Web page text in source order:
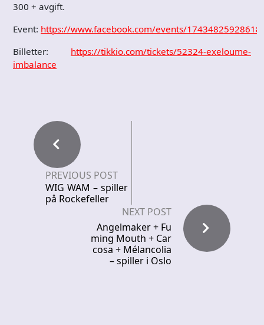
300 + avgift.
Event: https://www.facebook.com/events/
Billetter: https://tikkio.com/tickets/52324-exeloume-
imbalance
PREVIOUS POST
WIG WAM – spiller
på Rockefeller
NEXT POST
Angelmaker + Fu
ming Mouth + Car
cosa + Mélancolia
– spiller i Oslo